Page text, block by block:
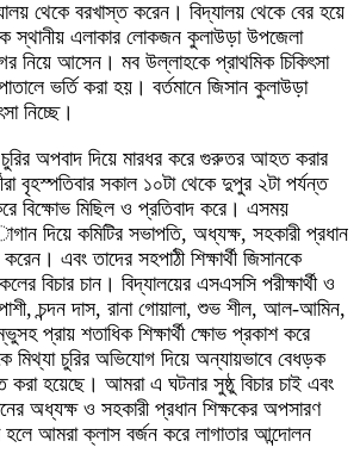
থেকে বরখাস্ত করেন। বিদ্যালয় থেকে বের হয়ে
স্থানীয় এলাকার লোকজন কুলাউড়া উপজেলা
নিয়ে আসেন। মব উল্লাহকে প্রাথমিক চিকিৎসা
ভর্তি করা হয়। বর্তমানে জিসান কুলাউড়া
নিচ্ছে।
চুরির অপবাদ দিয়ে মারধর করে গুরুতর আহত করার
বৃহস্পতিবার সকাল ১০টা থেকে দুপুর ২টা পর্যন্ত
বিক্ষোভ মিছিল ও প্রতিবাদ করে। এসময়
দিয়ে কমিটির সভাপতি, অধ্যক্ষ, সহকারী প্রধান
এবং তাদের সহপাঠী শিক্ষার্থী জিসানকে
বিচার চান। বিদ্যালয়ের এসএসসি পরীক্ষার্থী ও
চন্দন দাস, রানা গোয়ালা, শুভ শীল, আল-আমিন,
প্রায় শতাধিক শিক্ষার্থী ক্ষোভ প্রকাশ করে
মিথ্যা চুরির অভিযোগ দিয়ে অন্যায়ভাবে বেধড়ক
হয়েছে। আমরা এ ঘটনার সুষ্ঠু বিচার চাই এবং
অধ্যক্ষ ও সহকারী প্রধান শিক্ষকের অপসারণ
আমরা ক্লাস বর্জন করে লাগাতার আন্দোলন